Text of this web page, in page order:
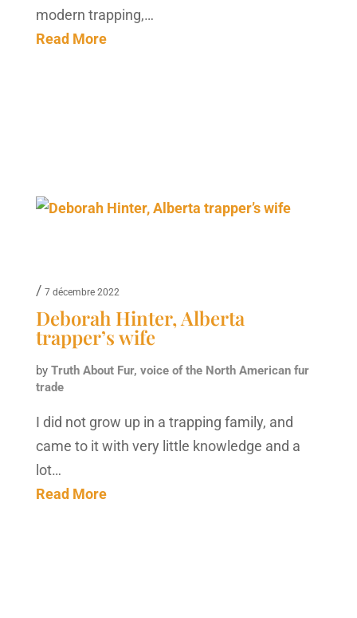
modern trapping,…
Read More
/ 7 décembre 2022
Deborah Hinter, Alberta
trapper’s wife
by Truth About Fur, voice of the North American fur
trade
I did not grow up in a trapping family, and
came to it with very little knowledge and a
lot…
Read More